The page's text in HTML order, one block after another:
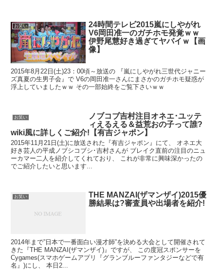
お笑い
24時間テレビ2015嵐にしやがれ
V6岡田准一のガチホモ発覚ｗｗ
伊野尾慧好き過ぎてヤバイｗ【画
像】
2015年8月22日(土)23：00頃～放送の 『嵐にしやがれ三世代ジャニー
ズ真夏の生男子会』で V6の岡田准一さんにまさかのガチホモ疑惑が
浮上していましたｗｗ その一部始終をご覧下さいｗｗ
お笑い
ノブコブ吉村注目オネエ･ユッテ
ィえるえる＆益荒おの子って誰?
wiki風に詳しくご紹介!【有吉ジャポン】
2015年11月21日(土)に放送された『有吉ジャポン』にて、 オネエ大
好き芸人の平成ノブシコブシ･吉村さんが ブレイク直前の注目のニュ
ーカマー二人を紹介してくれており、 これが非常に興味深かったの
でご紹介したいと思います...
お笑い
THE MANZAI(ザマンザイ)2015優
勝結果は?審査員や出場者を紹介!
2014年まで”日本で一番面白い漫才師”を決める大会として開催されて
きた『THE MANZAI(ザマンザイ)』ですが、 この度冠スポンサーを
Cygames(スマホゲームアプリ『グランブルーファンタジーなどで有
名』)にし、 本日2...